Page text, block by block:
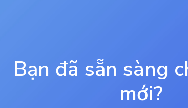
Bạn đã sẵn sàng
mới?